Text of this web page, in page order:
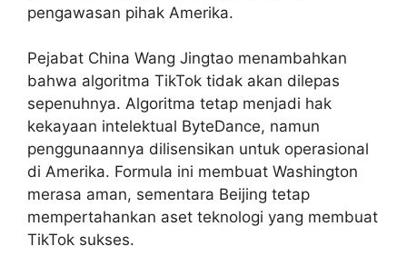
pengawasan pihak Amerika.
Pejabat China Wang Jingtao menambahkan
bahwa algoritma TikTok tidak akan dilepas
sepenuhnya. Algoritma tetap menjadi hak
kekayaan intelektual ByteDance, namun
penggunaannya dilisensikan untuk operasional
di Amerika. Formula ini membuat Washington
merasa aman, sementara Beijing tetap
mempertahankan aset teknologi yang membuat
TikTok sukses.